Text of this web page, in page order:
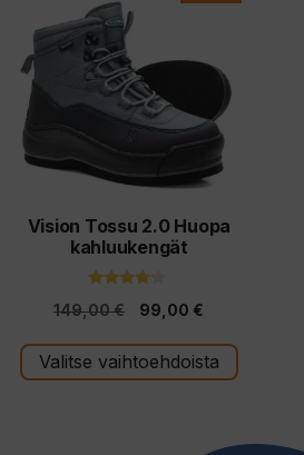
Vision Tossu 2.0 Huopa
kahluukengät
5:stä
149,00€
Alkuperäinen
oli:
99,00 €
on:
Valitse vaihtoehdoista
tuotteella
useampi
muunnelma.
Voit
tehdä
tuotteen
sivulla.